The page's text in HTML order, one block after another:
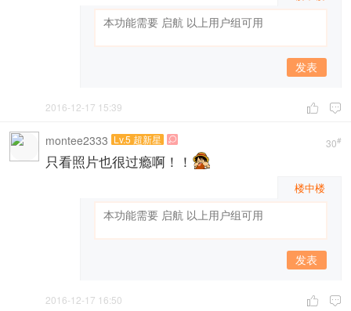
发表
 
2016-12-17 15:39
30#
montee2333 Lv.5 超新星 
只看照片也很过瘾啊！！
楼中楼
发表
 
2016-12-17 16:50